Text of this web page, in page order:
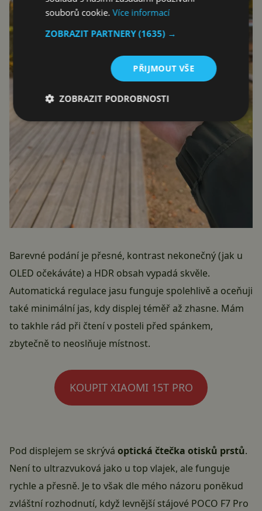
Barevné podání je přesné, kontrast nekonečný (jak u
OLED očekáváte) a HDR obsah vypadá skvěle.
Automatická regulace jasu funguje spolehlivě a oceňuji
také minimální jas, kdy displej téměř až zhasne. Mám
to takhle rád při čtení v posteli před spánkem,
zbytečně to neoslňuje místnost.
KOUPIT XIAOMI 15T PRO
Pod displejem se skrývá optická čtečka otisků prstů.
Není to ultrazvuková jako u top vlajek, ale funguje
rychle a přesně. Je to však dle mého názoru poněkud
zvláštní rozhodnutí, když levnější stájové POCO F7 Pro
souborů cookie.Více informací
ZOBRAZIT PARTNERY(1635) →
PŘIJMOUT VŠE
ZOBRAZIT PODROBNOSTI